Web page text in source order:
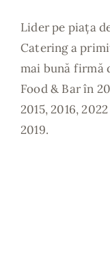
Lider pe piața
Catering a
mai bună firmă
Food & Bar în
2015, 2016,
2019.